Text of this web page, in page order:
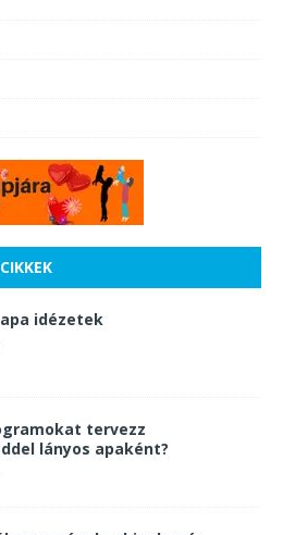
idézetek
tervezz
lányos apaként?